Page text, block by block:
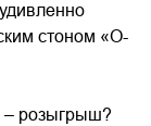
стоном «О-
– розыгрыш?